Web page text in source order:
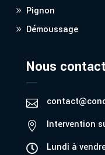
Pignon
Démoussage
Nous


Intervention

Lundi à